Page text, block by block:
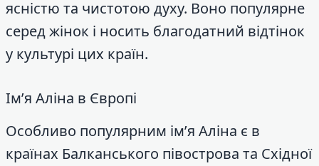
ясністю та чистотою духу. Воно популярне
серед жінок і носить благодатний відтінок
у культурі цих країн.
Ім’я Аліна в Європі
Особливо популярним ім’я Аліна є в
країнах Балканського півострова та Східної